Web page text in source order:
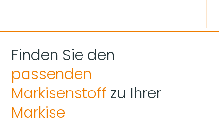
Hinweis zur Farbdarstellung:
dass die hier gezeigten Farben je nach
Bildschirmeinstellung von den Originalfarbtönen
abweichen können.
Finden Sie den
passenden
Markisenstoff zu Ihrer
Markise